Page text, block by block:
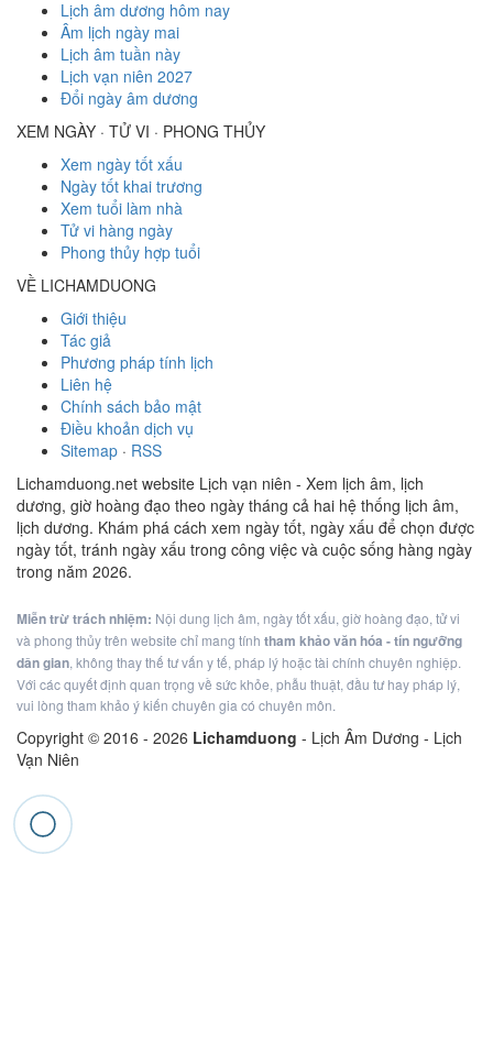
Lịch âm dương hôm nay
Âm lịch ngày mai
Lịch âm tuần này
Lịch vạn niên 2027
Đổi ngày âm dương
XEM NGÀY · TỬ VI · PHONG THỦY
Xem ngày tốt xấu
Ngày tốt khai trương
Xem tuổi làm nhà
Tử vi hàng ngày
Phong thủy hợp tuổi
VỀ LICHAMDUONG
Giới thiệu
Tác giả
Phương pháp tính lịch
Liên hệ
Chính sách bảo mật
Điều khoản dịch vụ
Sitemap · RSS
Lichamduong.net website Lịch vạn niên - Xem lịch âm, lịch
dương, giờ hoàng đạo theo ngày tháng cả hai hệ thống lịch âm,
lịch dương. Khám phá cách xem ngày tốt, ngày xấu để chọn được
ngày tốt, tránh ngày xấu trong công việc và cuộc sống hàng ngày
trong năm 2026.
Miễn trừ trách nhiệm: Nội dung lịch âm, ngày tốt xấu, giờ hoàng đạo, tử vi
và phong thủy trên website chỉ mang tính tham khảo văn hóa - tín ngưỡng
dân gian, không thay thế tư vấn y tế, pháp lý hoặc tài chính chuyên nghiệp.
Với các quyết định quan trọng về sức khỏe, phẫu thuật, đầu tư hay pháp lý,
vui lòng tham khảo ý kiến chuyên gia có chuyên môn.
Copyright © 2016 - 2026 Lichamduong - Lịch Âm Dương - Lịch
Vạn Niên